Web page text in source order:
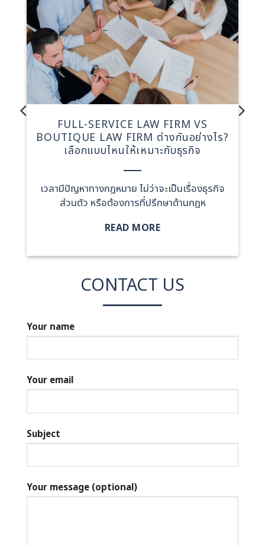
FULL-SERVICE LAW FIRM VS
BOUTIQUE LAW FIRM ต่างกันอย่างไร?
เลือกแบบไหนให้เหมาะกับธุรกิจ
เวลามีปัญหาทางกฎหมาย ไม่ว่าจะเป็นเรื่องธุรกิจ
ส่วนตัว หรือต้องการที่ปรึกษาด้านกฎห
READ MORE
CONTACT US
Your name
Your email
Subject
Your message (optional)